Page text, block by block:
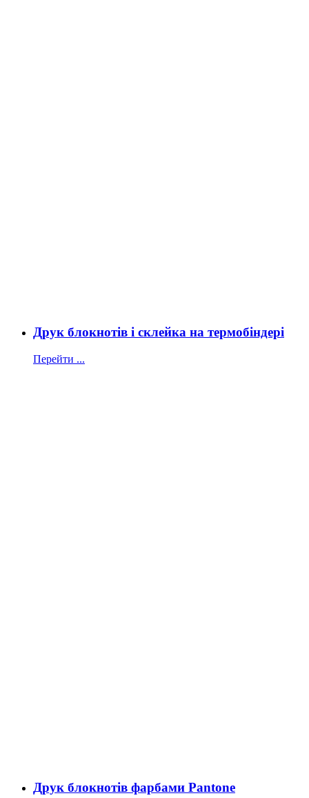
Друк блокнотів і склейка на термобіндері
Перейти ...
Друк блокнотів фарбами Pantone